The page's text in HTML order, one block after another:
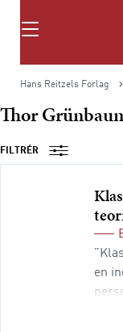
Søg
Hans Reitzels Forlag
Thor
FILTRÉR
en